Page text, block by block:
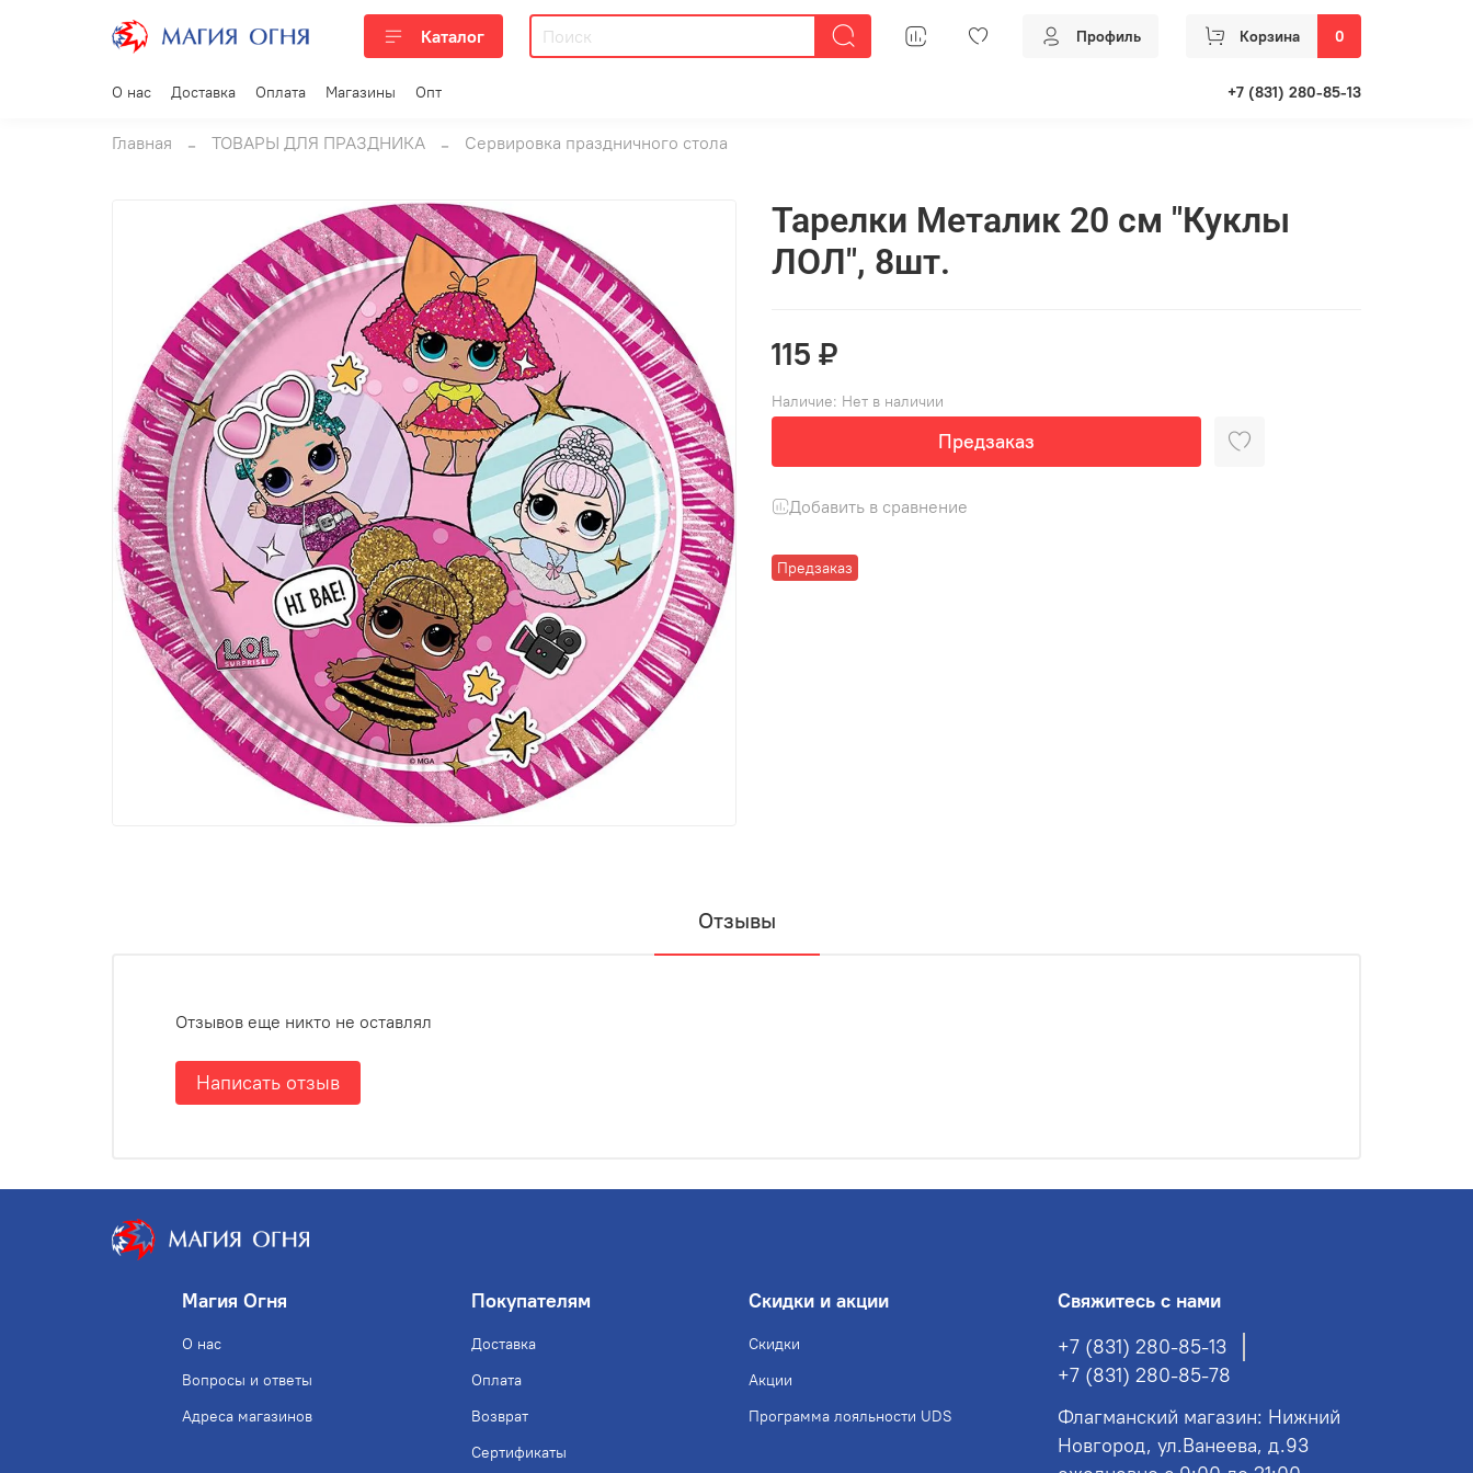
Каталог Профиль Корзина 0
О нас Доставка Оплата Магазины Опт +7 (831) 280-85-13
Главная ТОВАРЫ ДЛЯ ПРАЗДНИКА Сервировка праздничного стола
Наличие: Нет в наличии
Предзаказ
Тарелки Металик 20 см "Куклы
ЛОЛ", 8шт.
115 ₽
Предзаказ
Добавить в сравнение
Отзывы
Отзывов еще никто не оставлял
Написать отзыв
Магия Огня
О нас
Вопросы и ответы
Адреса магазинов
Покупателям
Доставка
Оплата
Возврат
Сертификаты
Скидки и акции
Скидки
Акции
Программа лояльности UDS
Свяжитесь с нами
+7 (831) 280-85-13
+7 (831) 280-85-78
Флагманский магазин: Нижний
Новгород, ул.Ванеева, д.93